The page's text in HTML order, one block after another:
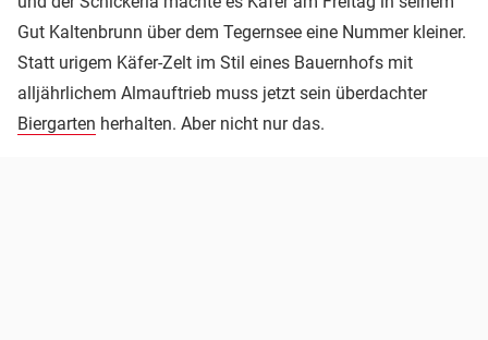
Gut Kaltenbrunn über dem Tegernsee eine Nummer kleiner.
Statt urigem Käfer-Zelt im Stil eines Bauernhofs mit
alljährlichem Almauftrieb muss jetzt sein überdachter
Biergarten herhalten. Aber nicht nur das.